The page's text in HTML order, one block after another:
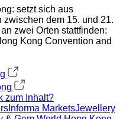
setzt sich aus
dem 15. und 21.
zwei Orten stattfinden:
Kong Convention and
zum Inhalt?
Informa MarketsJewellery